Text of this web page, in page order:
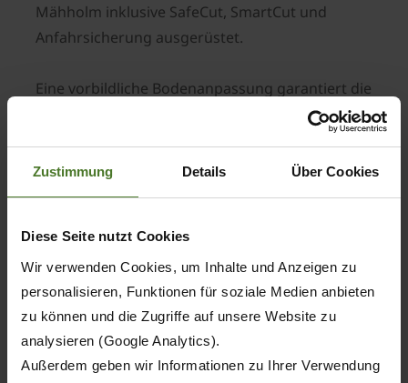
Zustimmung Details Über Cookies
Diese Seite nutzt Cookies
Wir verwenden Cookies, um Inhalte und Anzeigen zu
personalisieren, Funktionen für soziale Medien anbieten
zu können und die Zugriffe auf unsere Website zu
analysieren (Google Analytics).
Außerdem geben wir Informationen zu Ihrer Verwendung
Mähholm inklusive SafeCut, SmartCut und
Anfahrsicherung ausgerüstet.
Eine vorbildliche Bodenanpassung garantiert die
Mäheinheiten im Schwerpunkt getragen und von
Lenkern geführt. Die Mähkombination ist zudem
vom Schleppersitz aus stufenlos einstellen.
Daraus resultiert eine zuverlässige
Bodenanpassung.
Ein weiterer praxisgerechter Aspekt: Das EasyCut
B 950 Collect ist serienmäßig mit
Einzelseitenaushub ausgestattet; je nach Bedarf